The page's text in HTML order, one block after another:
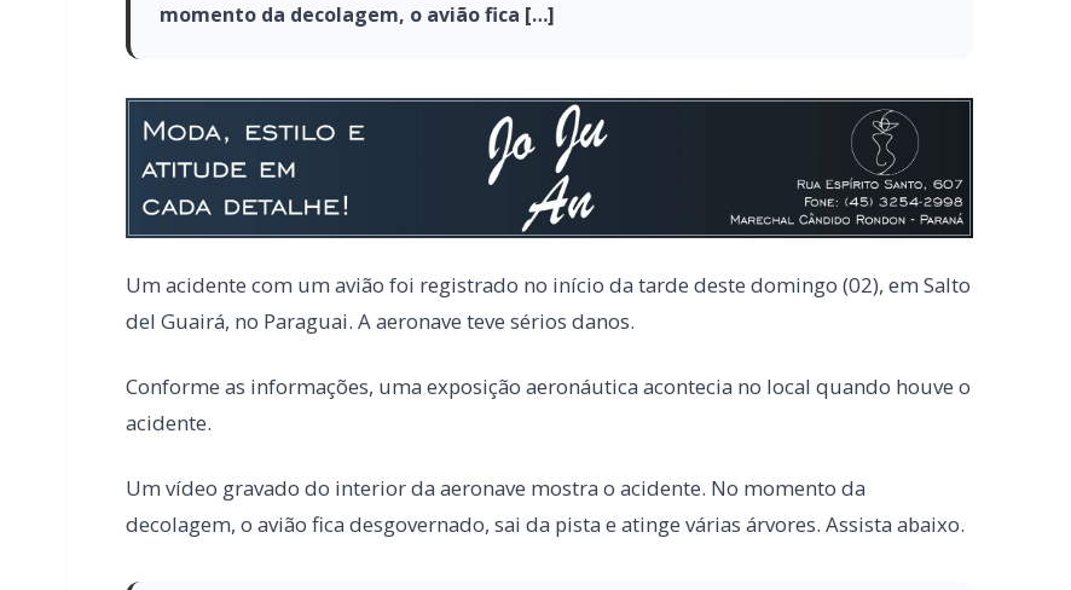
momento da decolagem, o avião fica […]
Um acidente com um avião foi registrado no início da tarde deste domingo (02), em Salto
del Guairá, no Paraguai. A aeronave teve sérios danos.
Conforme as informações, uma exposição aeronáutica acontecia no local quando houve o
Um vídeo gravado do interior da aeronave mostra o acidente. No momento da
Mulher é espancada com fio elétrico e sofre graves ferimentos nos olhos em
Marechal Rondon